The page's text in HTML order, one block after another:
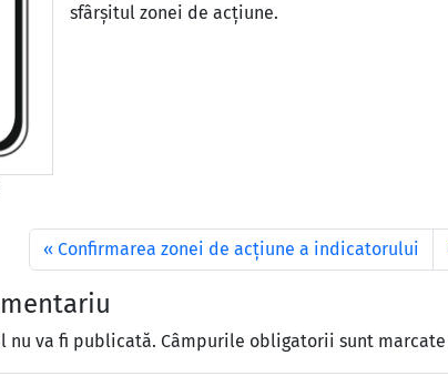
sfârșitul zonei de acțiune.
Confirmarea zonei de acțiune a indicatorului
nu va fi publicată. Câmpurile obligatorii sunt marcate